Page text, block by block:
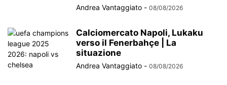
Andrea Vantaggiato - 08/08/2026
Calciomercato Napoli, Lukaku
verso il Fenerbahçe | La
situazione
Andrea Vantaggiato - 08/08/2026